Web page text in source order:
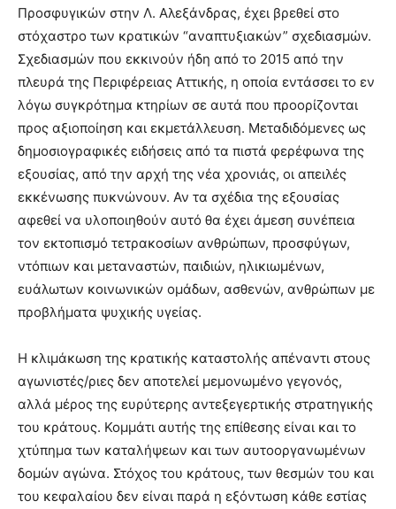
Προσφυγικών στην Λ. Αλεξάνδρας, έχει βρεθεί στο
στόχαστρο των κρατικών “αναπτυξιακών” σχεδιασμών.
Σχεδιασμών που εκκινούν ήδη από το 2015 από την
πλευρά της Περιφέρειας Αττικής, η οποία εντάσσει το εν
λόγω συγκρότημα κτηρίων σε αυτά που προορίζονται
προς αξιοποίηση και εκμετάλλευση. Μεταδιδόμενες ως
δημοσιογραφικές ειδήσεις από τα πιστά φερέφωνα της
εξουσίας, από την αρχή της νέα χρονιάς, οι απειλές
εκκένωσης πυκνώνουν. Αν τα σχέδια της εξουσίας
αφεθεί να υλοποιηθούν αυτό θα έχει άμεση συνέπεια
τον εκτοπισμό τετρακοσίων ανθρώπων, προσφύγων,
ντόπιων και μεταναστών, παιδιών, ηλικιωμένων,
ευάλωτων κοινωνικών ομάδων, ασθενών, ανθρώπων με
προβλήματα ψυχικής υγείας.
Η κλιμάκωση της κρατικής καταστολής απέναντι στους
αγωνιστές/ριες δεν αποτελεί μεμονωμένο γεγονός,
αλλά μέρος της ευρύτερης αντεξεγερτικής στρατηγικής
του κράτους. Κομμάτι αυτής της επίθεσης είναι και το
χτύπημα των καταλήψεων και των αυτοοργανωμένων
δομών αγώνα. Στόχος του κράτους, των θεσμών του και
του κεφαλαίου δεν είναι παρά η εξόντωση κάθε εστίας